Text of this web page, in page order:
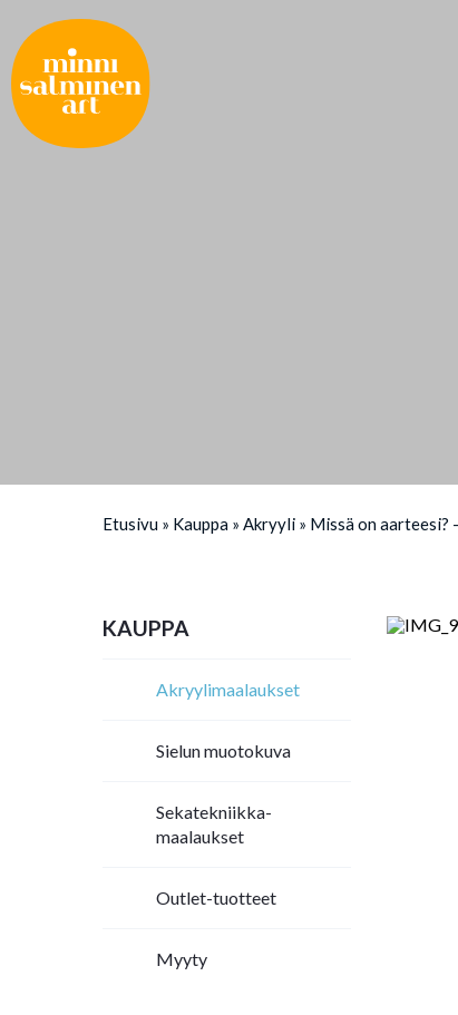
Etusivu » Kauppa » Akryyli » Missä on aarteesi?
KAUPPA
Akryylimaalaukset
Sielun muotokuva
Sekatekniikka-
maalaukset
Outlet-tuotteet
Myyty